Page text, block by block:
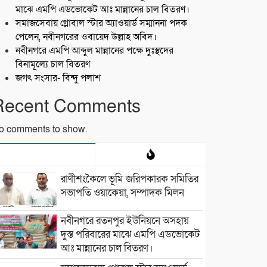
মাঝে এমপি এডভোকেট আঃ মান্নানের চাল বিতরণ।
সমাজসেবায় গ্লোবাল স্টার অ্যাওয়ার্ড সম্মাননা পদক
পেলেন, নবীনগরের ওবায়েদ উল্লাহ অবিদ।
নবীনগরে এমপি আব্দুল মান্নানের পক্ষে দুঃস্থদের
বিনামূল্যে চাল বিতরণ
জগৎ সংসার- বিন্দু পলাশ
Comments
comments to show.
রাণীশংকৈলে ভূমি জরিপকারক সমিতির
সভাপতি ওয়াকেয়া, সম্পাদক মিলন
নবীনগরে রতনপুর ইউনিয়নে অসহায়
দুস্ত পরিবারের মাঝে এমপি এডভোকেট
আঃ মান্নানের চাল বিতরণ।